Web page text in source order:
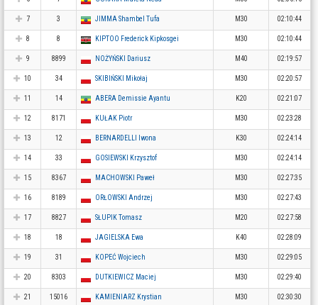
7 3 JIMMA Shambel Tufa M30 02:10:44
8 8 KIPTOO Frederick Kipkosgei M30 02:10:44
9 8899 NOŻYŃSKI Dariusz M40 02:19:57
10 34 SKIBIŃSKI Mikołaj M30 02:20:57
11 14 ABERA Demissie Ayantu K20 02:21:07
12 8171 KUŁAK Piotr M30 02:23:28
13 12 BERNARDELLI Iwona K30 02:24:14
14 33 GOSIEWSKI Krzysztof M30 02:24:14
15 8367 MACHOWSKI Paweł M30 02:27:35
16 8189 ORŁOWSKI Andrzej M30 02:27:43
17 8827 SŁUPIK Tomasz M20 02:27:58
18 18 JAGIELSKA Ewa K40 02:28:09
19 31 KOPEĆ Wojciech M30 02:29:05
20 8303 DUTKIEWICZ Maciej M30 02:29:40
21 15016 KAMIENIARZ Krystian M30 02:30:30